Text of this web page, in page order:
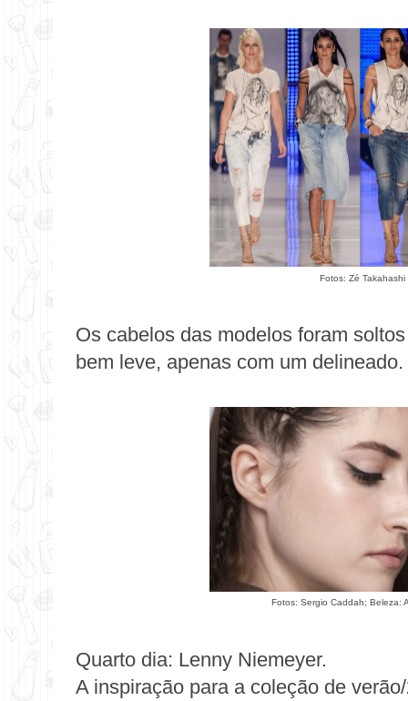
Fotos: Zé
Os cabelos das modelos foram
bem leve, apenas com um delineado.
Fotos: Sergio Caddah; Beleza:
Quarto dia: Lenny Niemeyer.
A inspiração para a coleção de